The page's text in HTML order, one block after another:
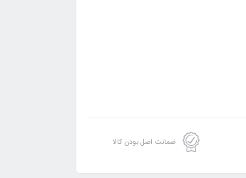
ضمانت اصل بودن کالا